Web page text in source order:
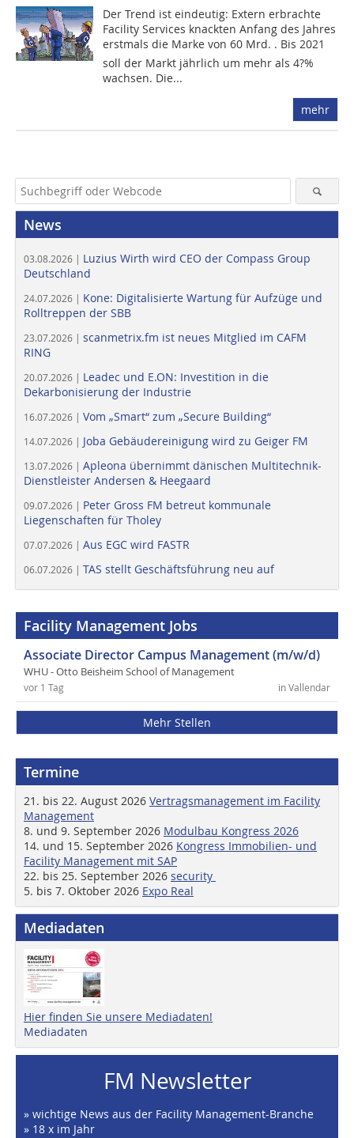
Der Trend ist eindeutig: Extern erbrachte
Facility Services knackten Anfang des Jahres
erstmals die Marke von 60 Mrd. . Bis 2021
soll der Markt jährlich um mehr als 4?%
wachsen. Die...
mehr
News
03.08.2026 | Luzius Wirth wird CEO der Compass Group
Deutschland
24.07.2026 | Kone: Digitalisierte Wartung für Aufzüge und
Rolltreppen der SBB
23.07.2026 | scanmetrix.fm ist neues Mitglied im CAFM
RING
20.07.2026 | Leadec und E.ON: Investition in die
Dekarbonisierung der Industrie
16.07.2026 | Vom „Smart“ zum „Secure Building“
14.07.2026 | Joba Gebäudereinigung wird zu Geiger FM
13.07.2026 | Apleona übernimmt dänischen Multitechnik-
Dienstleister Andersen & Heegaard
09.07.2026 | Peter Gross FM betreut kommunale
Liegenschaften für Tholey
07.07.2026 | Aus EGC wird FASTR
06.07.2026 | TAS stellt Geschäftsführung neu auf
Facility Management Jobs
Associate Director Campus Management (m/w/d)
WHU - Otto Beisheim School of Management
in Vallendar
vor 1 Tag
Mehr Stellen
Termine
21. bis 22. August 2026 Vertragsmanagement im Facility
Management
8. und 9. September 2026 Modulbau Kongress 2026
14. und 15. September 2026 Kongress Immobilien- und
Facility Management mit SAP
22. bis 25. September 2026 security
5. bis 7. Oktober 2026 Expo Real
Mediadaten
Hier finden Sie unsere Mediadaten!
Mediadaten
FM Newsletter
» wichtige News aus der Facility Management-Branche
» 18 x im Jahr